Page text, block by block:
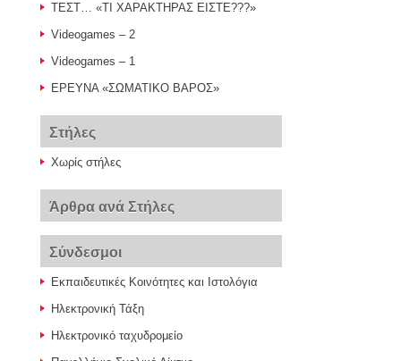
ΤΕΣΤ… «ΤΙ ΧΑΡΑΚΤΗΡΑΣ ΕΙΣΤΕ???»
Videogames – 2
Videogames – 1
ΕΡΕΥΝΑ «ΣΩΜΑΤΙΚΟ ΒΑΡΟΣ»
Στήλες
Χωρίς στήλες
Άρθρα ανά Στήλες
Σύνδεσμοι
Εκπαιδευτικές Κοινότητες και Ιστολόγια
Ηλεκτρονική Τάξη
Ηλεκτρονικό ταχυδρομείο